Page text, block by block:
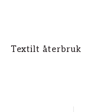
Textilt återbruk